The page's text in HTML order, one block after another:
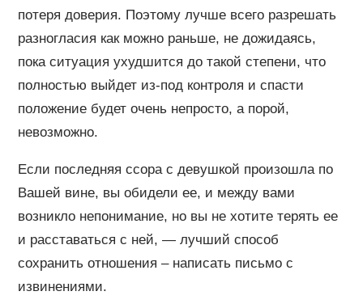
потеря доверия. Поэтому лучше всего разрешать
разногласия как можно раньше, не дожидаясь,
пока ситуация ухудшится до такой степени, что
полностью выйдет из-под контроля и спасти
положение будет очень непросто, а порой,
невозможно.
Если последняя ссора с девушкой произошла по
Вашей вине, вы обидели ее, и между вами
возникло непонимание, но вы не хотите терять ее
и расставаться с ней, — лучший способ
сохранить отношения – написать письмо с
извинениями.